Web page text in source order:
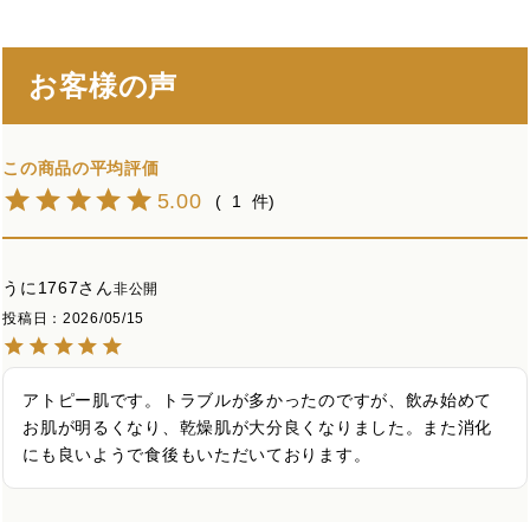
お客様の声
5.00 1
うに1767
非公開
投稿日
2026/05/15
アトピー肌です。トラブルが多かったのですが、飲み始めて
お肌が明るくなり、乾燥肌が大分良くなりました。また消化
にも良いようで食後もいただいております。